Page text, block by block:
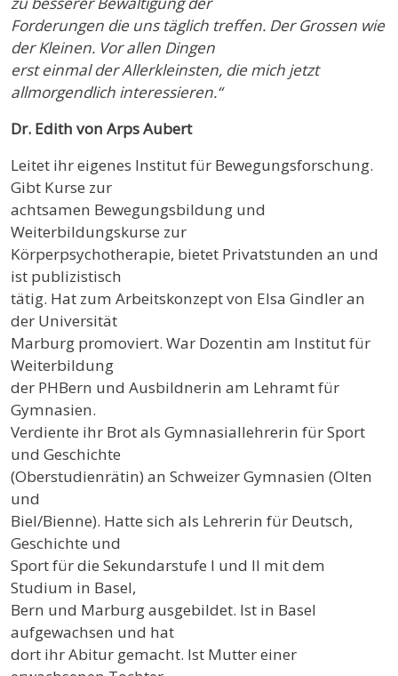
Forderungen die uns täglich treffen. Der Grossen wie
der Kleinen. Vor allen Dingen
erst einmal der Allerkleinsten, die mich jetzt
allmorgendlich interessieren.“
Dr. Edith von Arps Aubert
Leitet ihr eigenes Institut für Bewegungsforschung.
Gibt Kurse zur
achtsamen Bewegungsbildung und
Weiterbildungskurse zur
Körperpsychotherapie, bietet Privatstunden an und
ist publizistisch
tätig. Hat zum Arbeitskonzept von Elsa Gindler an
der Universität
Marburg promoviert. War Dozentin am Institut für
Weiterbildung
der PHBern und Ausbildnerin am Lehramt für
Gymnasien.
Verdiente ihr Brot als Gymnasiallehrerin für Sport
und Geschichte
(Oberstudienrätin) an Schweizer Gymnasien (Olten
und
Biel/Bienne). Hatte sich als Lehrerin für Deutsch,
Geschichte und
Sport für die Sekundarstufe I und II mit dem
Studium in Basel,
Bern und Marburg ausgebildet. Ist in Basel
aufgewachsen und hat
dort ihr Abitur gemacht. Ist Mutter einer